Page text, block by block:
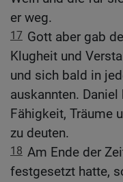
er weg.
17 Gott aber gab
Klugheit und
und sich bald in
auskannten.
Fähigkeit, Träume
zu deuten.
18 Am Ende der
festgesetzt hatte,